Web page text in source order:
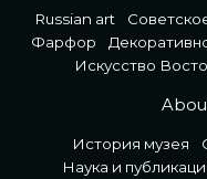
Russian art
Фарфор
Искусство
История музея
Наука и